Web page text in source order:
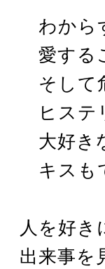
わから
愛する
そして
ヒステ
大好き
キスも
人を好
出来事を